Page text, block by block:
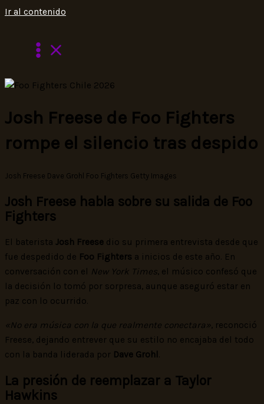
Ir al contenido
Josh Freese de Foo Fighters
rompe el silencio tras despido
Josh Freese Dave Grohl Foo Fighters Getty Images
Josh Freese habla sobre su salida de Foo
Fighters
El baterista Josh Freese dio su primera entrevista desde que
fue despedido de Foo Fighters a inicios de este año. En
conversación con el New York Times, el músico confesó que
la decisión lo tomó por sorpresa, aunque aseguró estar en
paz con lo ocurrido.
«No era música con la que realmente conectara», reconoció
Freese, dejando entrever que su estilo no encajaba del todo
con la banda liderada por Dave Grohl .
La presión de reemplazar a Taylor
Hawkins